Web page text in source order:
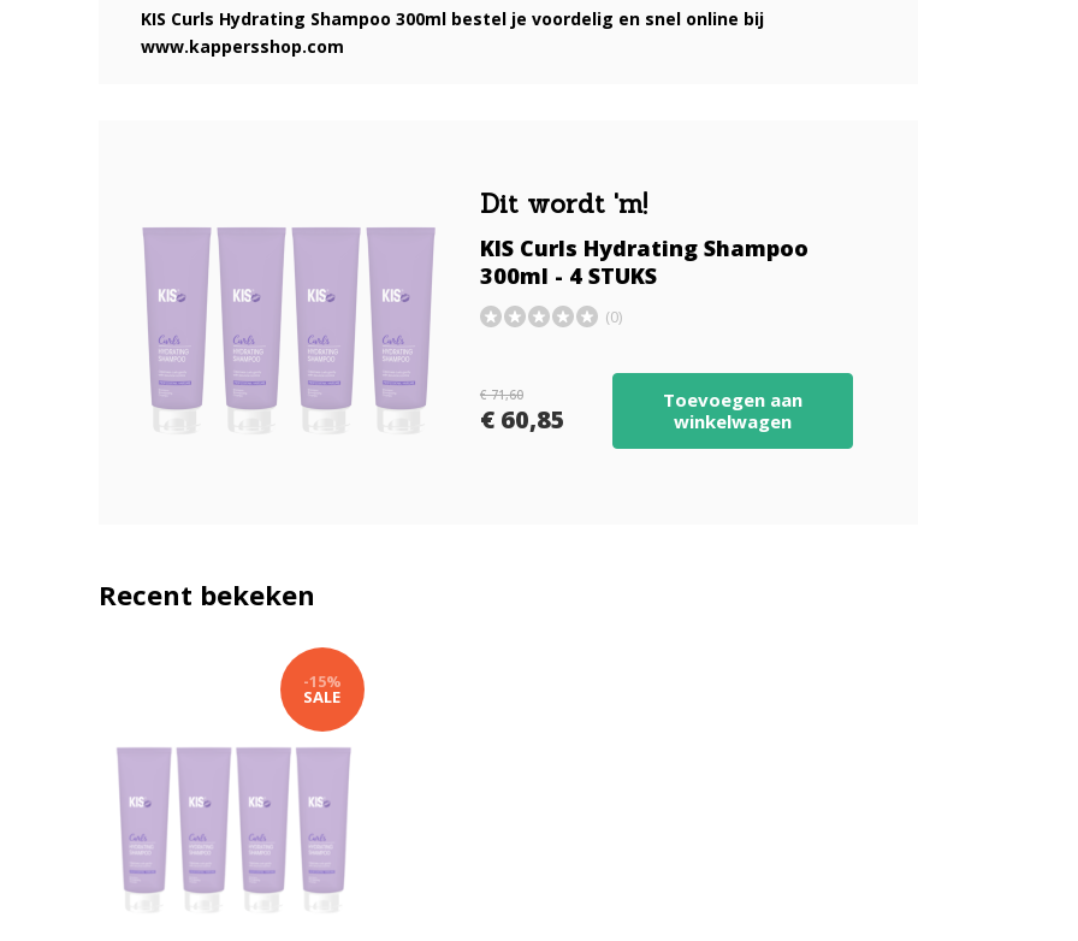
KIS Curls Hydrating Shampoo 300ml bestel je voordelig en snel online bij
www.kappersshop.com
Dit wordt 'm!
KIS Curls Hydrating Shampoo
300ml - 4 STUKS
(0)
€ 71,60
€ 60,85
Toevoegen aan
winkelwagen
Recent bekeken
-15%
SALE